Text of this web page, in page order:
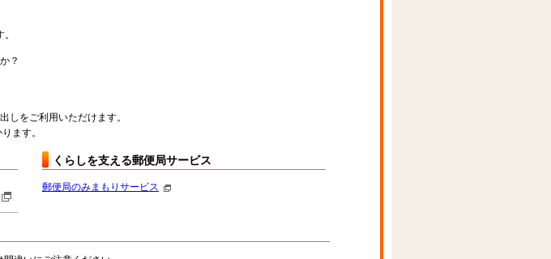
？
しをご利用いただけます。
ます。
くらしを支える郵便局サービス
郵便局のみまもりサービス